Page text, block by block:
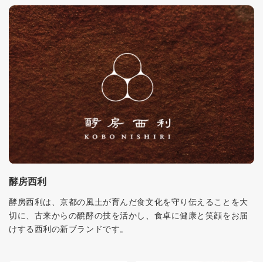
酵房西利
酵房西利は、京都の風土が育んだ食文化を守り伝えることを大
切に、古来からの醗酵の技を活かし、食卓に健康と笑顔をお届
けする西利の新ブランドです。